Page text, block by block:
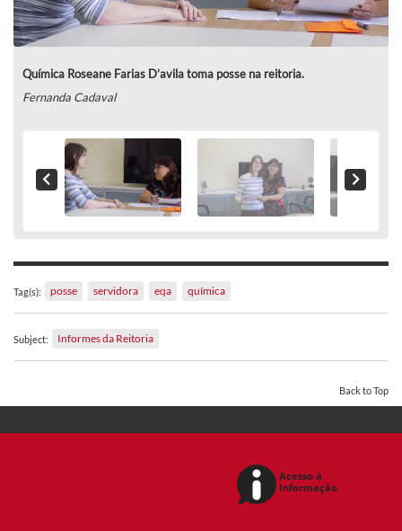
Química Roseane Farias D’avila toma posse na reitoria.
Fernanda Cadaval
Tag(s): posse servidora eqa química
Subject: Informes da Reitoria
Back to Top